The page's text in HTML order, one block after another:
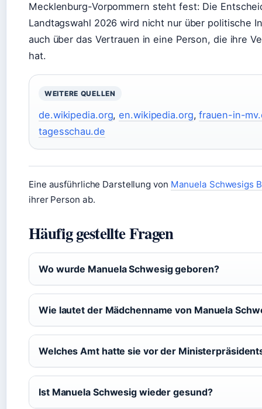
Mecklenburg-Vorpommern steht fest: Die
Landtagswahl 2026 wird nicht nur über politische
auch über das Vertrauen in eine Person, die ihre
hat.
WEITERE QUELLEN
de.wikipedia.org,en.wikipedia.org,frauen-in-
tagesschau.de
Eine ausführliche Darstellung von Manuela Schwesigs
ihrer Person ab.
Häufig gestellte Fragen
Wo wurde Manuela Schwesig geboren?
Wie lautet der Mädchenname von Manuela
Welches Amt hatte sie vor der
Ist Manuela Schwesig wieder gesund?